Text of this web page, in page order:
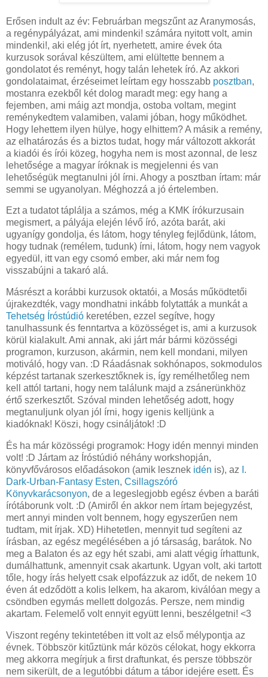
Erősen indult az év: Februárban megszűnt az Aranymosás,
a regénypályázat, ami mindenki! számára nyitott volt, amin
mindenki!, aki elég jót írt, nyerhetett, amire évek óta
kurzusok sorával készültem, ami elültette bennem a
gondolatot és reményt, hogy talán lehetek író. Az akkori
gondolataimat, érzéseimet leírtam egy hosszabb posztban,
mostanra ezekből két dolog maradt meg: egy hang a
fejemben, ami máig azt mondja, ostoba voltam, megint
reménykedtem valamiben, valami jóban, hogy működhet.
Hogy lehettem ilyen hülye, hogy elhittem? A másik a remény,
az elhatározás és a biztos tudat, hogy már változott akkorát
a kiadói és írói közeg, hogyha nem is most azonnal, de lesz
lehetősége a magyar íróknak is megjelenni és van
lehetőségük megtanulni jól írni. Ahogy a posztban írtam: már
semmi se ugyanolyan. Méghozzá a jó értelemben.
Ezt a tudatot táplálja a számos, még a KMK írókurzusain
megismert, a pályája elején lévő író, azóta barát, aki
ugyanígy gondolja, és látom, hogy tényleg fejlődünk, látom,
hogy tudnak (remélem, tudunk) írni, látom, hogy nem vagyok
egyedül, itt van egy csomó ember, aki már nem fog
visszabújni a takaró alá.
Másrészt a korábbi kurzusok oktatói, a Mosás működtetői
újrakezdték, vagy mondhatni inkább folytatták a munkát a
Tehetség Íróstúdió keretében, ezzel segítve, hogy
tanulhassunk és fenntartva a közösséget is, ami a kurzusok
körül kialakult. Ami annak, aki járt már bármi közösségi
programon, kurzuson, akármin, nem kell mondani, milyen
motiváló, hogy van. :D Ráadásnak sokhónapos, sokmodulos
képzést tartanak szerkesztőknek is, így remélhetőleg nem
kell attól tartani, hogy nem találunk majd a zsánerünkhöz
értő szerkesztőt. Szóval minden lehetőség adott, hogy
megtanuljunk olyan jól írni, hogy igenis kelljünk a
kiadóknak! Köszi, hogy csináljátok! :D
És ha már közösségi programok: Hogy idén mennyi minden
volt! :D Jártam az Íróstúdió néhány workshopján,
könyvfővárosos előadásokon (amik lesznek idén is), az I.
Dark-Urban-Fantasy Esten, Csillagszóró
Könyvkarácsonyon, de a legeslegjobb egész évben a baráti
írótáborunk volt. :D (Amiről én akkor nem írtam bejegyzést,
mert annyi minden volt bennem, hogy egyszerűen nem
tudtam, mit írjak. XD) Hihetetlen, mennyit tud segíteni az
írásban, az egész megélésében a jó társaság, barátok. No
meg a Balaton és az egy hét szabi, ami alatt végig írhattunk,
dumálhattunk, amennyit csak akartunk. Ugyan volt, aki tartott
tőle, hogy írás helyett csak elpofázzuk az időt, de nekem 10
éven át edződött a kolis lelkem, ha akarom, kiválóan megy a
csöndben egymás mellett dolgozás. Persze, nem mindig
akartam. Felemelő volt ennyit együtt lenni, beszélgetni! <3
Viszont regény tekintetében itt volt az első mélypontja az
évnek. Többször kitűztünk már közös célokat, hogy ekkorra
meg akkorra megírjuk a first draftunkat, és persze többször
nem sikerült, de a legutóbbi dátum a tábor idejére esett. És